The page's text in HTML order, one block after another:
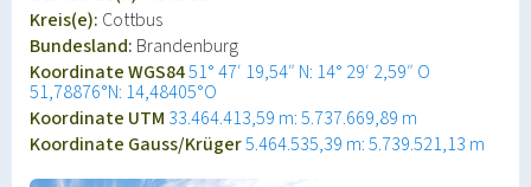
Kreis(e): Cottbus
Bundesland: Brandenburg
Koordinate WGS8451° 47′ 19,54″ N: 14° 29′ 2,59″ O
51,78876°N: 14,48405°O
Koordinate UTM 33.464.413,59 m: 5.737.669,89 m
Koordinate Gauss/Krüger5.464.535,39 m: 5.739.521,13 m